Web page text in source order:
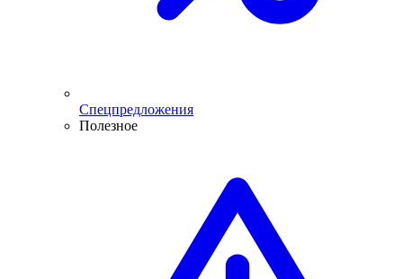
Спецпредложения
Полезное